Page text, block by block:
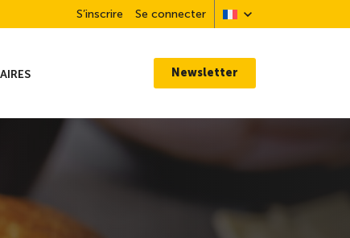
S’inscrire Se connecter
Newsletter